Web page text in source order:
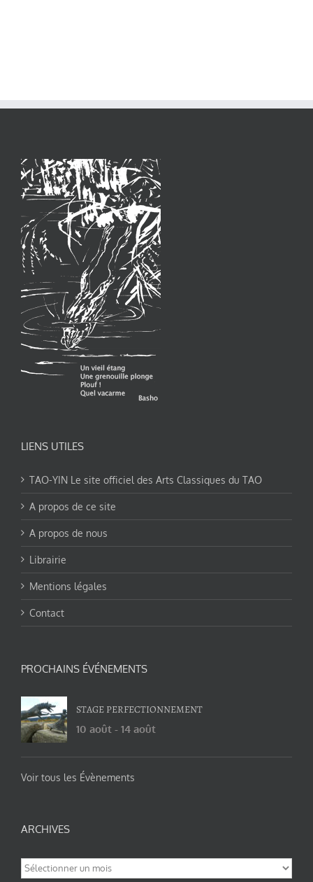
LIENS UTILES
TAO-YIN Le site officiel des Arts Classiques du TAO
A propos de ce site
A propos de nous
Librairie
Mentions légales
Contact
PROCHAINS ÉVÉNEMENTS
STAGE PERFECTIONNEMENT
10 août - 14 août
Voir tous les Évènements
ARCHIVES
Archives